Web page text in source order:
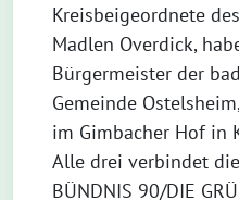
Kreisbeigeordnete
Madlen Overdick,
Bürgermeister der
Gemeinde
im Gimbacher Hof in
Alle drei verbindet
BÜNDNIS 90/DIE